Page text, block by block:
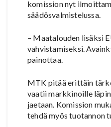
komission nyt
säädösvalmistelussa.
– Maatalouden lisäksi
vahvistamiseksi.
painottaa.
MTK pitää erittäin
vaatii markkinoille
jaetaan. Komission
tehdä myös tuotannon